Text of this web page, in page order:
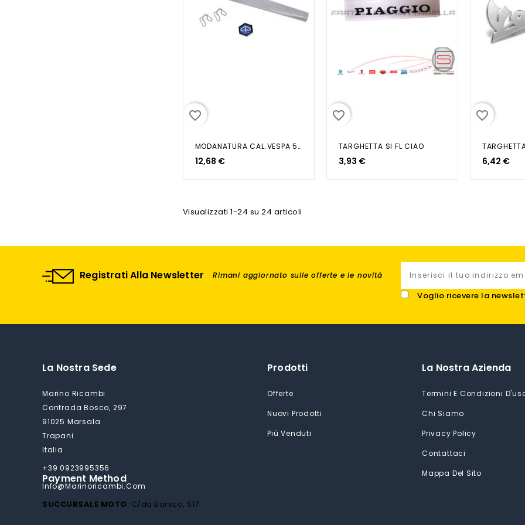
favorite_border
MODANATURA CAL.VESPA 50 SPECIAL
12,68 €
favorite_border
TARGHETTA SI FL CIAO
3,93 €
favorite_border
6,42 €
Visualizzati 1-24 su 24 articoli
Registrati Alla Newsletter Rimani aggiornato sulle offerte e le novità
Voglio ricevere la
La Nostra Sede
Marino Ricambi
Contrada Bosco, 297
91025 Marsala
Trapani
Italia
+39 0923995356
Info@marinoricambi.com
Prodotti
Offerte
Nuovi Prodotti
Più Venduti
La Nostra Azienda
Termini E Condizioni
Chi Siamo
Privacy Policy
Contattaci
Mappa Del Sito
Payment Method
SUCCURSALE MOTO: C/da Borsco, 517